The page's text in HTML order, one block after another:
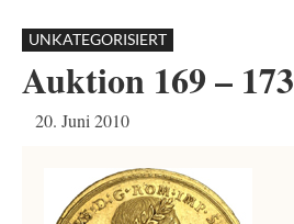
UNKATEGORISIERT
Auktion 169 – 173
20. Juni 2010